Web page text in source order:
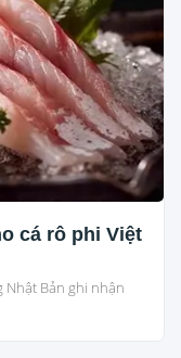
cá rô phi Việt
Nhật Bản ghi nhận